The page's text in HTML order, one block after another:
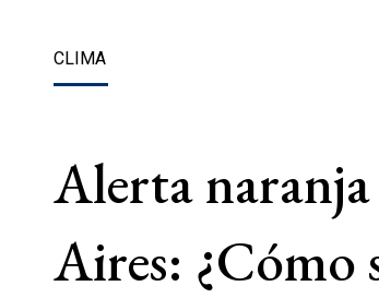
CLIMA
Alerta
Aires: ¿Cómo